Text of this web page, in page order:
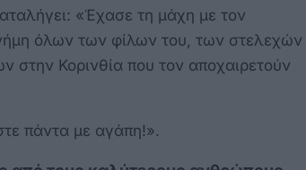
«Έχασε τη μάχη με τον
όλων των φίλων του, των στελεχών
στην Κορινθία που τον αποχαιρετούν
πάντα με αγάπη!».